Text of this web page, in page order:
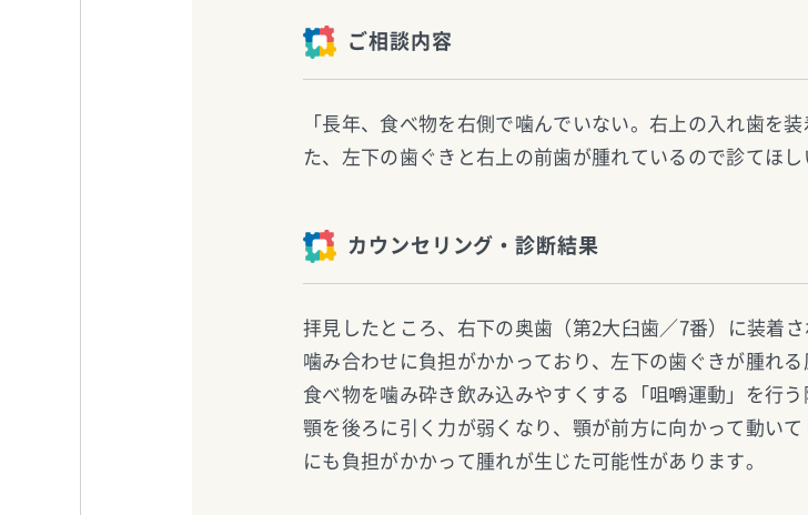
ご相談内容
「長年、食べ物を右側で噛んでいない。右上の入れ歯を
た、左下の歯ぐきと右上の前歯が腫れているので診てほし
カウンセリング・診断結果
拝見したところ、右下の奥歯（第2大臼歯／7番）に装着
噛み合わせに負担がかかっており、左下の歯ぐきが腫れる
食べ物を噛み砕き飲み込みやすくする「咀嚼運動」を行
顎を後ろに引く力が弱くなり、顎が前方に向かって動い
にも負担がかかって腫れが生じた可能性があります。